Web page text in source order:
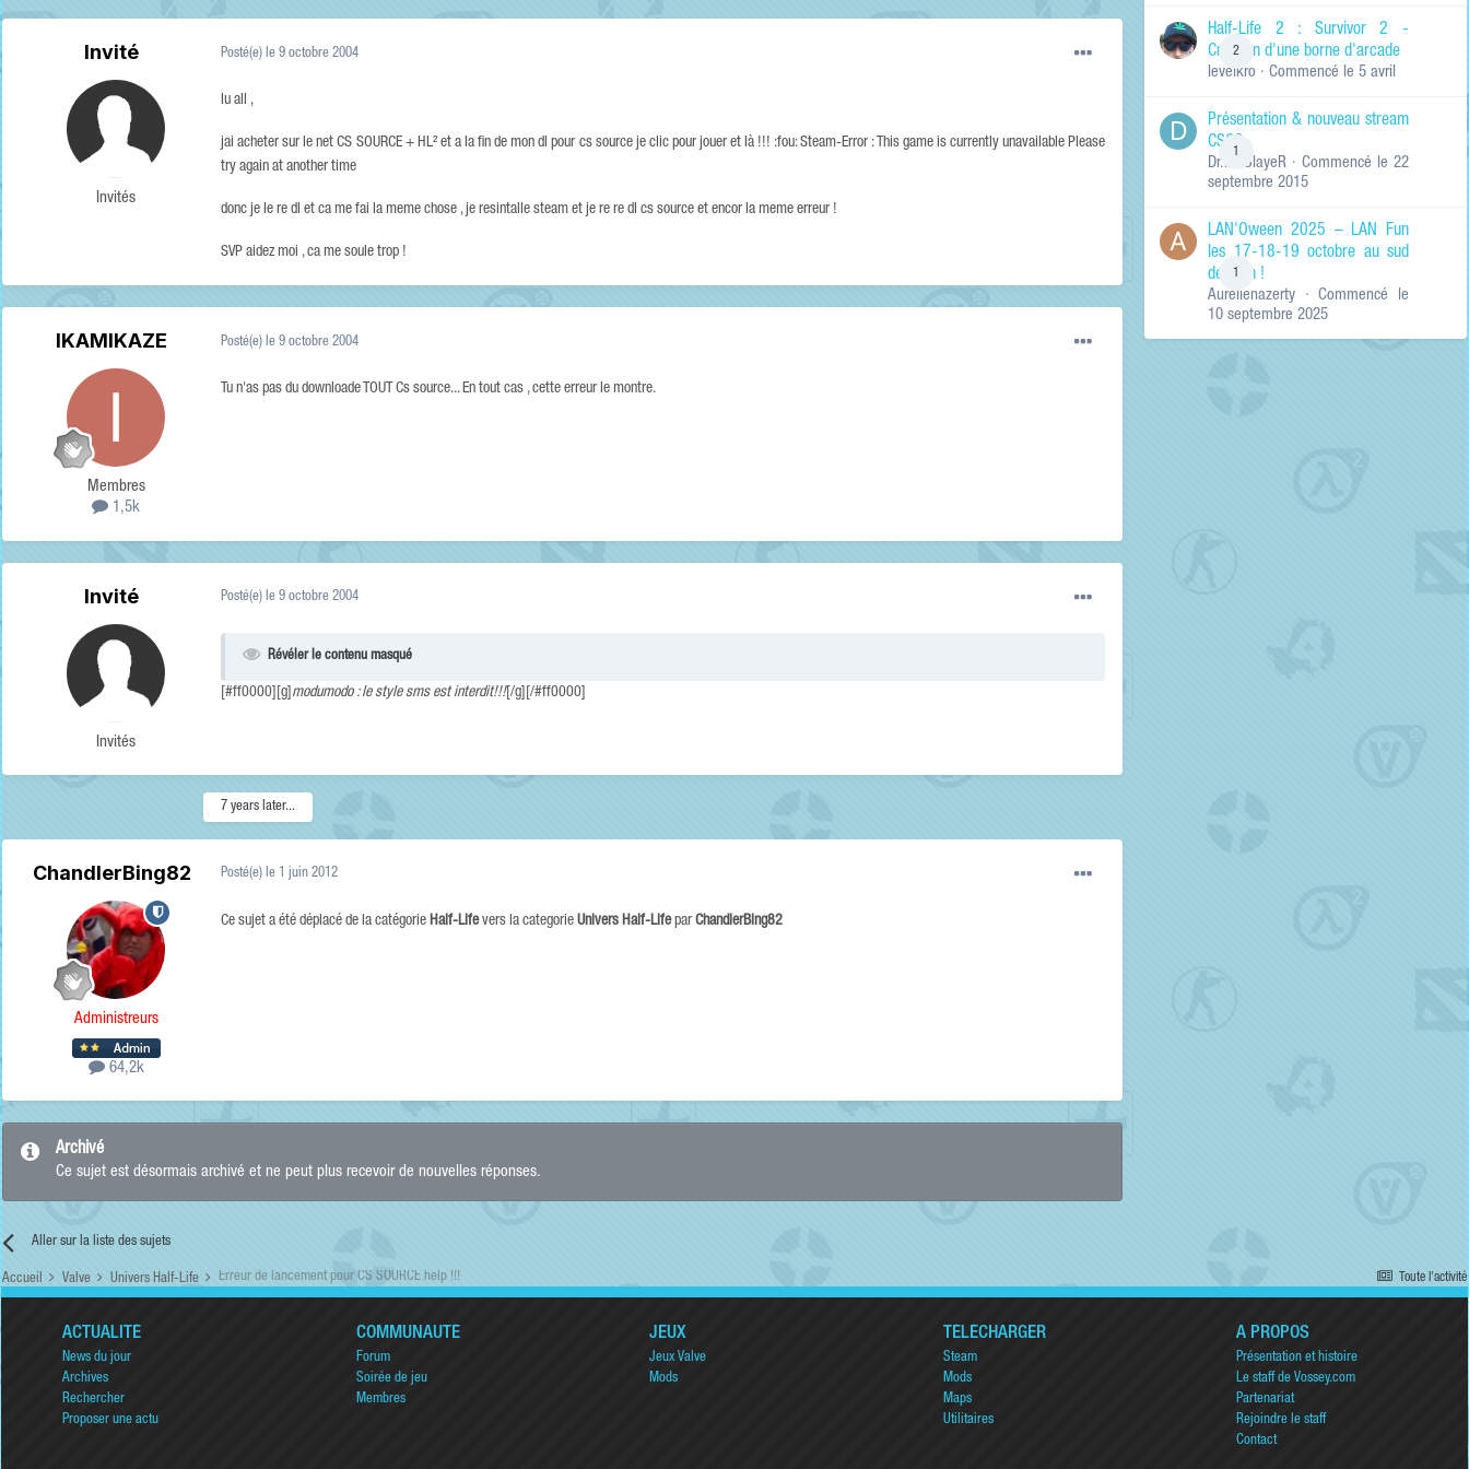
RECHERCHER LES
Titres et corps
Titres des
uniquement
Invité
Invités
Posté(e) le 9 octobre 2004
lu all ,
jai acheter sur le net CS SOURCE + HL² et a la fin de mon dl pour cs source je clic pour jouer et là !!! :fou: Steam-Error : This game is currently unavailable Please
try again at another time
donc je le re dl et ca me fai la meme chose , je resintalle steam et je re re dl cs source et encor la meme erreur !
SVP aidez moi , ca me soule trop !
IKAMIKAZE
Membres
1,5k
Posté(e) le 9 octobre 2004
Tu n'as pas du downloade TOUT Cs source... En tout cas , cette erreur le montre.
Invité
Invités
Posté(e) le 9 octobre 2004
Révéler le contenu masqué
[#ff0000][g] modumodo : le style sms est interdit!!![/g][/#ff0000]
7 years later...
ChandlerBing82
Administreurs
64,2k
Posté(e) le 1 juin 2012
Ce sujet a été déplacé de la catégorie Half-Lifevers la categorie Univers Half-Lifepar ChandlerBing82
Archivé
Ce sujet est désormais archivé et ne peut plus recevoir de nouvelles réponses.
Aller sur la liste des sujets
2
Half-Life 2 : Survivor 2 -
Création d'une borne d'arcade
levelkro · Commencé le 5 avril
1
Présentation & nouveau stream
CSGO
Dr.KinSlayeR · Commencé le 22
septembre 2015
1
LAN'Oween 2025 – LAN Fun
les 17-18-19 octobre au sud
de Lyon !
Aurelienazerty · Commencé le
10 septembre 2025
Toute l’activité
Accueil Valve Univers Half-Life Erreur de lancement pour CS SOURCE help !!!
ACTUALITÉ
News du jour
Archives
Rechercher
Proposer une actu
COMMUNAUTÉ
Forum
Soirée de jeu
Membres
JEUX
Jeux Valve
Mods
TÉLÉCHARGER
Steam
Mods
Maps
Utilitaires
A PROPOS
Présentation et histoire
Le staff de Vossey.com
Partenariat
Rejoindre le staff
Contact